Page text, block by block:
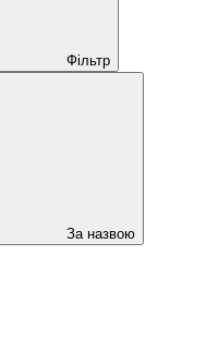
Фільтр
За назвою